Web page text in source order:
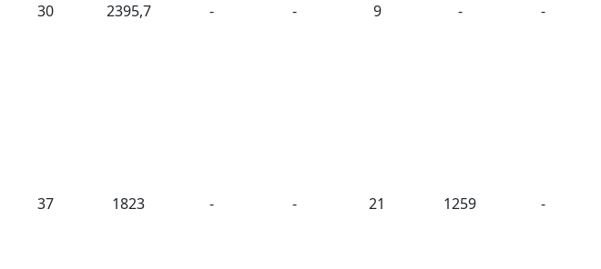
30 2395,7 - - 9 - -
37 1823 - - 21 1259 -